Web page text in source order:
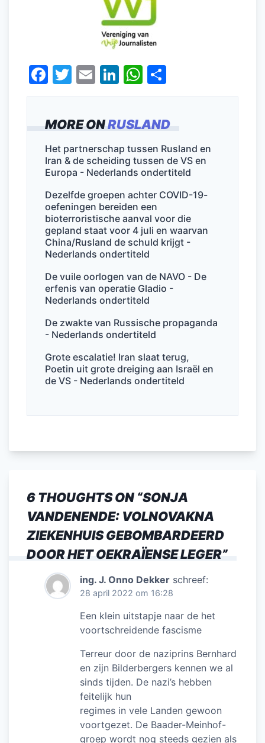
MORE ONRUSLAND
Het partnerschap tussen Rusland en
Iran & de scheiding tussen de VS en
Europa - Nederlands ondertiteld
Dezelfde groepen achter COVID-19-
oefeningen bereiden een
bioterroristische aanval voor die
gepland staat voor 4 juli en waarvan
China/Rusland de schuld krijgt -
Nederlands ondertiteld
De vuile oorlogen van de NAVO - De
erfenis van operatie Gladio -
Nederlands ondertiteld
De zwakte van Russische propaganda
- Nederlands ondertiteld
Grote escalatie! Iran slaat terug,
Poetin uit grote dreiging aan Israël en
de VS - Nederlands ondertiteld
F
a
e
b
o
o
k
T
w
er
E
m
l
Li
n
e
dI
n
W
h
s
A
p
p
el
n
6 THOUGHTS ON “SONJA
VANDENENDE: VOLNOVAKNA
ZIEKENHUIS GEBOMBARDEERD
DOOR HET OEKRAÏENSE LEGER”
ing. J. Onno Dekker schreef:
28 april 2022 om 16:28
Een klein uitstapje naar de het
voortschreidende fascisme
Terreur door de naziprins Bernhard
en zijn Bilderbergers kennen we al
sinds tijden. De nazi’s hebben
feitelijk hun
regimes in vele Landen gewoon
voortgezet. De Baader-Meinhof-
groep wordt nog steeds gezien als